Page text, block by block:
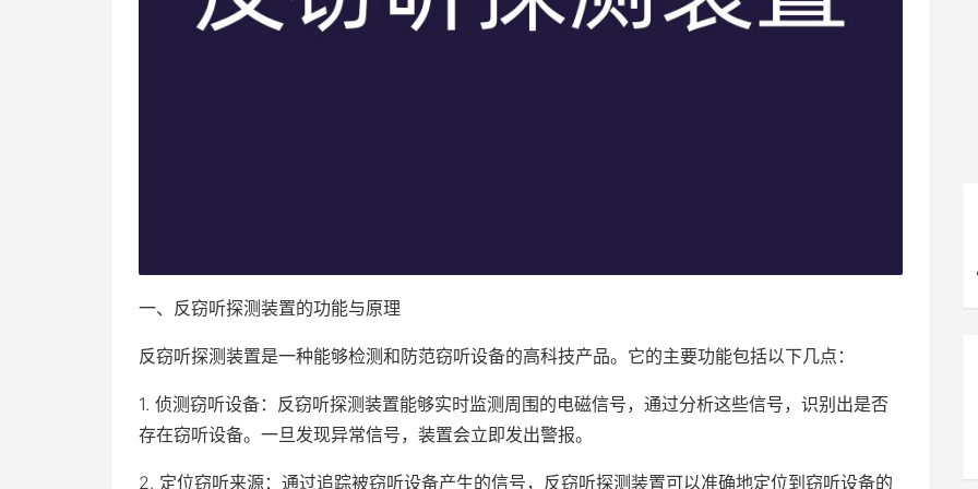
一、反窃听探测装置的功能与原理
反窃听探测装置是一种能够检测和防范窃听设备的高科技产品。它的主要功能包括以下几点：
1. 侦测窃听设备：反窃听探测装置能够实时监测周围的电磁信号，通过分析这些信号，识别出是否
存在窃听设备。一旦发现异常信号，装置会立即发出警报。
2. 定位窃听来源：通过追踪被窃听设备产生的信号，反窃听探测装置可以准确地定位到窃听设备的